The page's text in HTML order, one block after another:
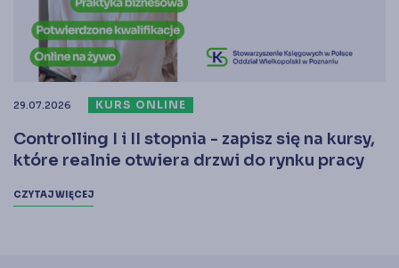
29.07.2026 KURS ONLINE
Controlling I i II stopnia - zapisz się na kursy,
które realnie otwiera drzwi do rynku pracy
CZYTAJ WIĘCEJ